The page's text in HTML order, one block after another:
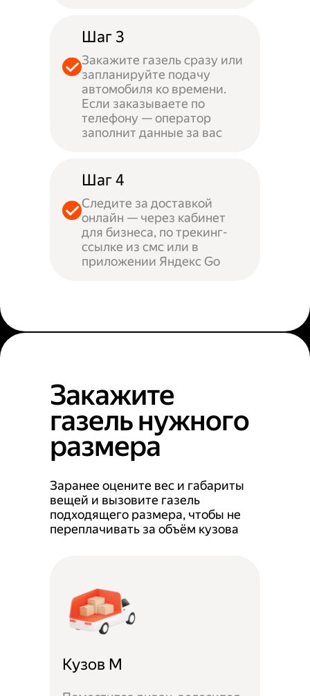
Шаг 3
Закажите газель сразу или
запланируйте подачу
автомобиля ко времени.
Если заказываете по
телефону — оператор
заполнит данные за вас
Шаг 4
Следите за доставкой
онлайн — через кабинет
для бизнеса, по трекинг-
ссылке из смс или в
приложении Яндекс Go
Закажите
газель нужного
размера
Заранее оцените вес и габариты
вещей и вызовите газель
подходящего размера, чтобы не
переплачивать за объём кузова
Кузов M